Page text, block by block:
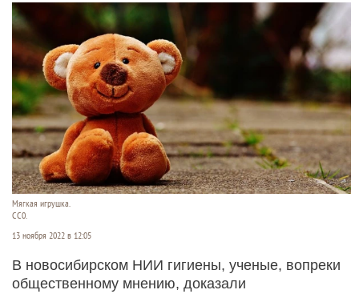
Мягкая игрушка.
СС0.
13 ноября 2022 в 12:05
В новосибирском НИИ гигиены, ученые, вопреки
общественному мнению, доказали